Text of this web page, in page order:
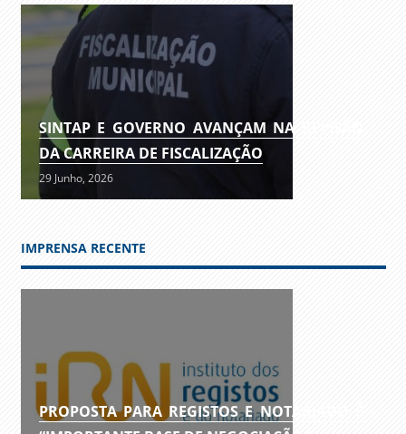
SINTAP E GOVERNO AVANÇAM NA REVISÃO
DA CARREIRA DE FISCALIZAÇÃO
29 Junho, 2026
IMPRENSA RECENTE
PROPOSTA PARA REGISTOS E NOTARIADO É